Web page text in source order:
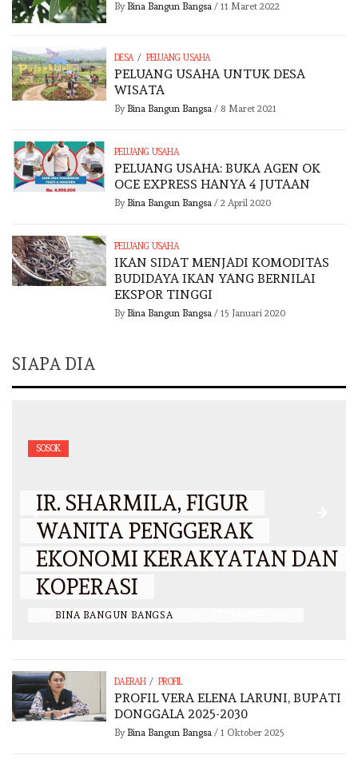
By Bina Bangun Bangsa/ 11 Maret 2022
DESA / PELUANG USAHA
PELUANG USAHA UNTUK DESA
WISATA
By Bina Bangun Bangsa/ 8 Maret 2021
PELUANG USAHA
PELUANG USAHA: BUKA AGEN OK
OCE EXPRESS HANYA 4 JUTAAN
By Bina Bangun Bangsa/ 2 April 2020
PELUANG USAHA
IKAN SIDAT MENJADI KOMODITAS
BUDIDAYA IKAN YANG BERNILAI
EKSPOR TINGGI
By Bina Bangun Bangsa/ 15 Januari 2020
SIAPA DIA
SOSOK
IR. SHARMILA, FIGUR
WANITA PENGGERAK
EKONOMI KERAKYATAN DAN
KOPERASI
BINA BANGUN BANGSA
DAERAH / PROFIL
PROFIL VERA ELENA LARUNI, BUPATI
DONGGALA 2025-2030
By Bina Bangun Bangsa/ 1 Oktober 2025